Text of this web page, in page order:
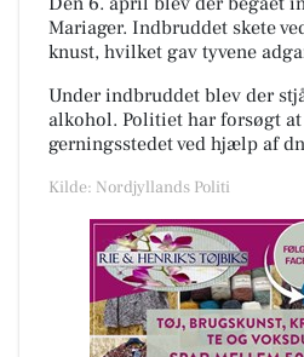
Mariager. Indbruddet skete
knust, hvilket gav tyvene
Under indbruddet blev der
alkohol. Politiet har forsøgt
gerningsstedet ved hjælp af
Kilde: Nordjyllands Politi